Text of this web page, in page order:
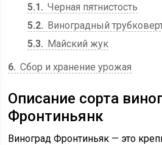
5.1
Черная пятнистость
5.2
Виноградный
5.3
Майский жук
6 Сбор и хранение урожая
Описание сорта
Фронтиньянк
Виноград Фронтиньяк — это